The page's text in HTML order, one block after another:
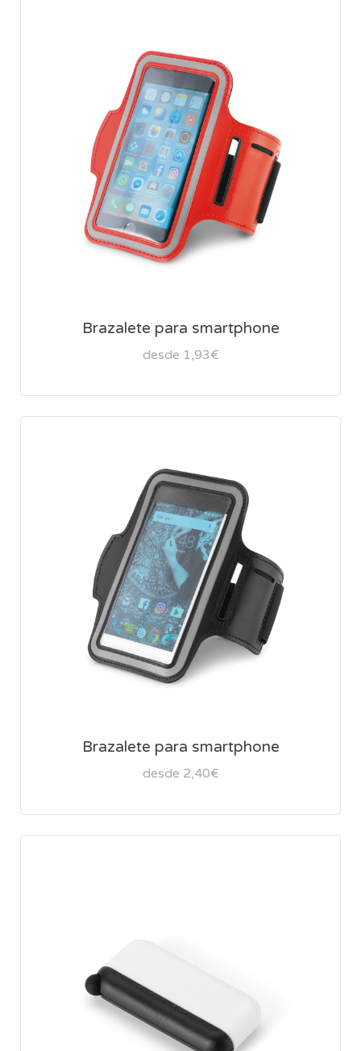
Brazalete para smartphone
desde 1,93€
Brazalete para smartphone
desde 2,40€